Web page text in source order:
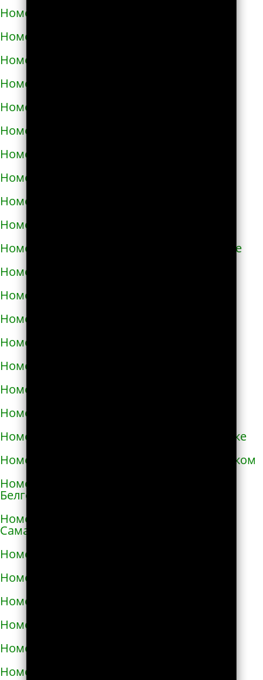
Номера телефонов такси в Абакане
Номера телефонов такси в Абдулино
Номера телефонов такси в Абинске
Номера телефонов такси в Агидели
Номера телефонов такси в Агинском
Номера телефонов такси в Агрызе
Номера телефонов такси в Адыгейске
Номера телефонов такси в Азнакаево
Номера телефонов такси в Азове
Номера телефонов такси в Ак-Довураке
Номера телефонов такси в Академгородке
Номера телефонов такси в Аксае
Номера телефонов такси в Алагире
Номера телефонов такси в Алапаевске
Номера телефонов такси в Алатыре
Номера телефонов такси в Алдане
Номера телефонов такси в Алейске
Номера телефонов такси в Александрове
Номера телефонов такси в Александровске
Номера телефонов такси в Александровском
Номера телефонов такси в Алексеевке
Белгородской области
Номера телефонов такси в Алексеевке
Самарской области
Номера телефонов такси в Алексине
Номера телефонов такси в Алупке
Номера телефонов такси в Алуште
Номера телефонов такси в Альметьевске
Номера телефонов такси в Амурске
Номера телефонов такси в Анадыре